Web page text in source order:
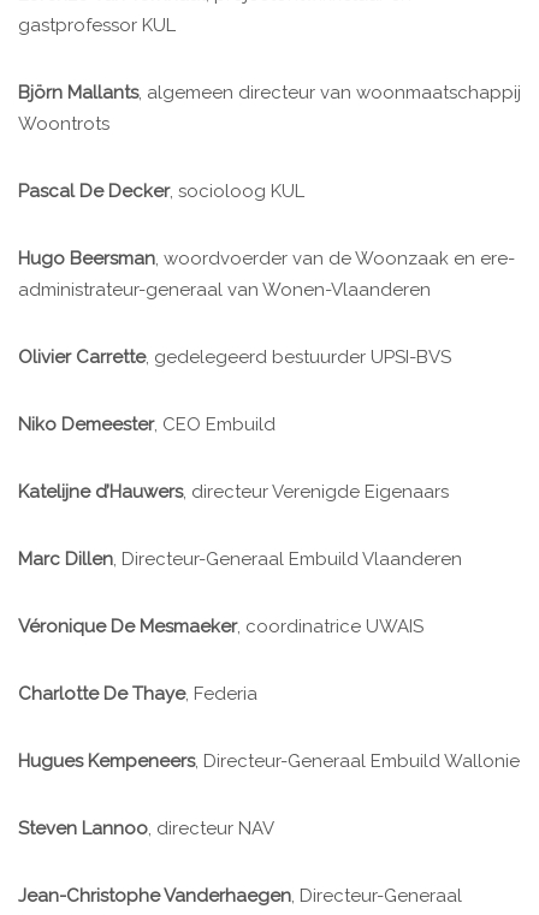
gastprofessor KUL
Björn Mallants, algemeen directeur van woonmaatschappij
Woontrots
Pascal De Decker, socioloog KUL
Hugo Beersman, woordvoerder van de Woonzaak en ere-
administrateur-generaal van Wonen-Vlaanderen
Olivier Carrette, gedelegeerd bestuurder UPSI-BVS
Niko Demeester, CEO Embuild
Katelijne d’Hauwers, directeur Verenigde Eigenaars
Marc Dillen, Directeur-Generaal Embuild Vlaanderen
Véronique De Mesmaeker, coordinatrice UWAIS
Charlotte De Thaye, Federia
Hugues Kempeneers, Directeur-Generaal Embuild Wallonie
Steven Lannoo, directeur NAV
Jean-Christophe Vanderhaegen, Directeur-Generaal